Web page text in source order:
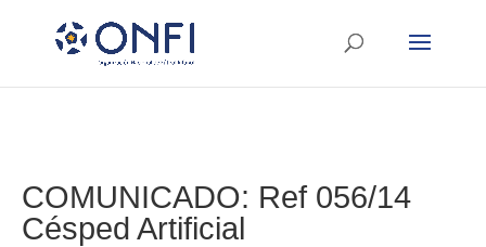
COMUNICADO: Ref 056/14
Césped Artificial